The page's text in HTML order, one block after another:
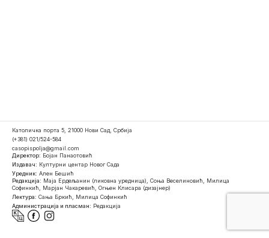
Католичка порта 5, 21000 Нови Сад, Србија
(+381) 021/524-584
casopispolja@gmail.com
Директор: Бојан Панаотовић
Издавач: Културни центар Новог Сада
Уредник: Ален Бешић
Редакција: Маја Ердељанин (ликовна уредница), Соња Веселиновић, Милица
Софинкић, Марјан Чакаревић, Огњен Клисара (дизајнер)
Лектура: Сања Бркић, Милица Софинкић
Администрација и пласман: Редакција